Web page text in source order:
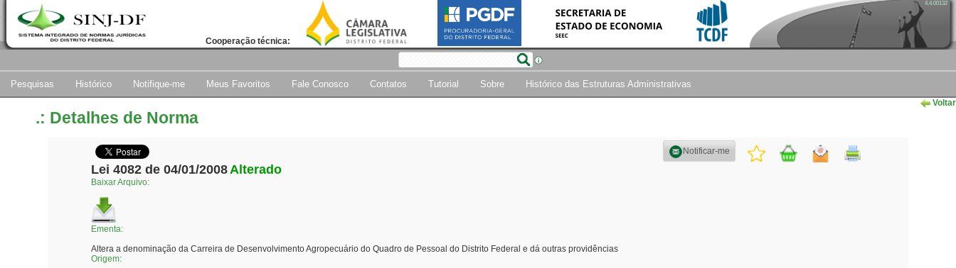
4.4.00132
Cooperação técnica:
Pesquisas Histórico Notifique-me Meus Favoritos Fale Conosco Contatos Tutorial Sobre Histórico das Estruturas Administrativas
Voltar
.: Detalhes de Norma
Notificar-me
Lei 4082 de 04/01/2008 Alterado
Baixar Arquivo:
Ementa:
Altera a denominação da Carreira de Desenvolvimento Agropecuário do Quadro de Pessoal do Distrito Federal e dá outras providências
Origem: